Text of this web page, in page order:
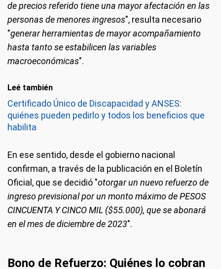
de precios referido tiene una mayor afectación en las
personas de menores ingresos", resulta necesario
"generar herramientas de mayor acompañamiento
hasta tanto se estabilicen las variables
macroeconómicas".
Leé también
Certificado Único de Discapacidad y ANSES:
quiénes pueden pedirlo y todos los beneficios que
habilita
En ese sentido, desde el gobierno nacional
confirman, a través de la publicación en el Boletín
Oficial, que se decidió "otorgar un nuevo refuerzo de
ingreso previsional por un monto máximo de PESOS
CINCUENTA Y CINCO MIL ($55.000), que se abonará
en el mes de diciembre de 2023".
Bono de Refuerzo: Quiénes lo cobran